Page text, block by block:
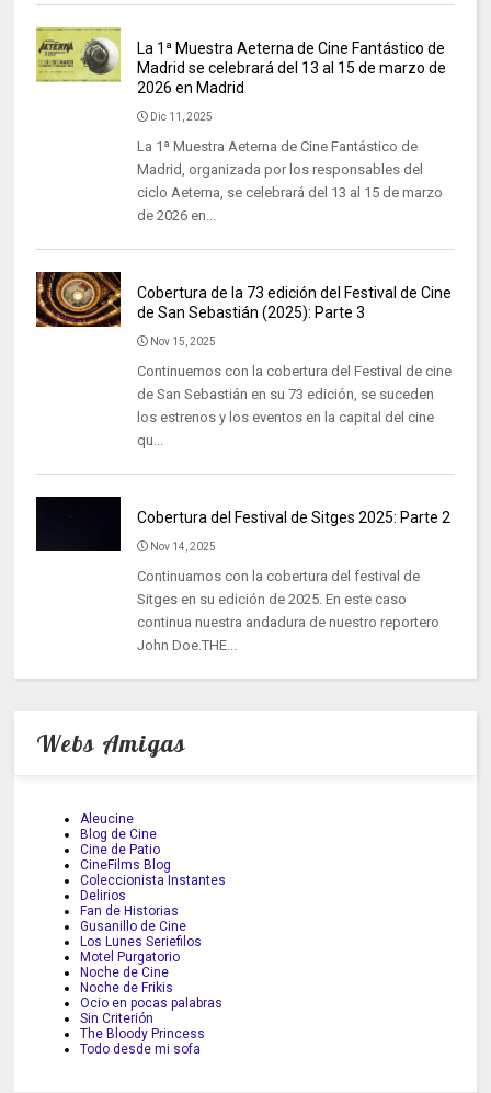
La 1ª Muestra Aeterna de Cine Fantástico de
Madrid se celebrará del 13 al 15 de marzo de
2026 en Madrid
Dic 11, 2025
La 1ª Muestra Aeterna de Cine Fantástico de
Madrid, organizada por los responsables del
ciclo Aeterna, se celebrará del 13 al 15 de marzo
de 2026 en...
Cobertura de la 73 edición del Festival de Cine
de San Sebastián (2025): Parte 3
Nov 15, 2025
Continuemos con la cobertura del Festival de cine
de San Sebastián en su 73 edición, se suceden
los estrenos y los eventos en la capital del cine
qu...
Cobertura del Festival de Sitges 2025: Parte 2
Nov 14, 2025
Continuamos con la cobertura del festival de
Sitges en su edición de 2025. En este caso
continua nuestra andadura de nuestro reportero
John Doe.THE...
Webs Amigas
Aleucine
Blog de Cine
Cine de Patio
CineFilms Blog
Coleccionista Instantes
Delirios
Fan de Historias
Gusanillo de Cine
Los Lunes Seriefilos
Motel Purgatorio
Noche de Cine
Noche de Frikis
Ocio en pocas palabras
Sin Criterión
The Bloody Princess
Todo desde mi sofa